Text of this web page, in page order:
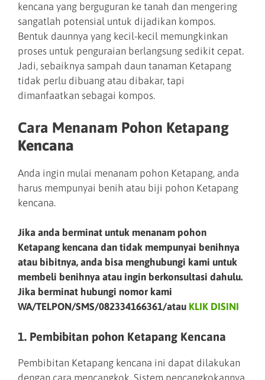
kencana yang berguguran ke tanah dan mengering
sangatlah potensial untuk dijadikan kompos.
Bentuk daunnya yang kecil-kecil memungkinkan
proses untuk penguraian berlangsung sedikit cepat.
Jadi, sebaiknya sampah daun tanaman Ketapang
tidak perlu dibuang atau dibakar, tapi
dimanfaatkan sebagai kompos.
Cara Menanam Pohon Ketapang
Kencana
Anda ingin mulai menanam pohon Ketapang, anda
harus mempunyai benih atau biji pohon Ketapang
kencana.
Jika anda berminat untuk menanam pohon
Ketapang kencana dan tidak mempunyai benihnya
atau bibitnya, anda bisa menghubungi kami untuk
membeli benihnya atau ingin berkonsultasi dahulu.
Jika berminat hubungi nomor kami
WA/TELPON/SMS/082334166361/atau KLIK DISINI
1. Pembibitan pohon Ketapang Kencana
Pembibitan Ketapang kencana ini dapat dilakukan
dengan cara mencangkok. Sistem pencangkokannya